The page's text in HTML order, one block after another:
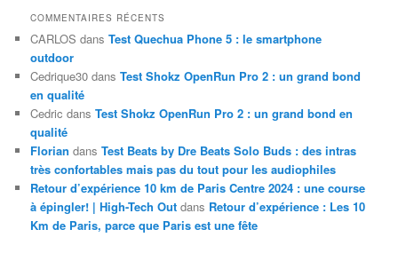
COMMENTAIRES RÉCENTS
CARLOS dansTest Quechua Phone 5 : le smartphone
outdoor
Cedrique30 dansTest Shokz OpenRun Pro 2 : un grand bond
en qualité
Cedric dansTest Shokz OpenRun Pro 2 : un grand bond en
qualité
Florian dansTest Beats by Dre Beats Solo Buds : des intras
très confortables mais pas du tout pour les audiophiles
Retour d’expérience 10 km de Paris Centre 2024 : une course
à épingler! | High-Tech Out dans Retour d’expérience : Les 10
Km de Paris, parce que Paris est une fête